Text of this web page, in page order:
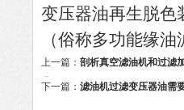
变压器油再生脱色
（俗称多功能缘
上一篇： 剖析真空滤油机和过滤
业作用
下一篇： 滤油机过滤变压器油需